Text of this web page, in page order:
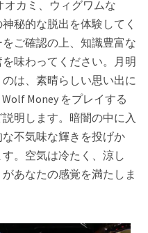
オカミ、ウィグワムな
秘的な脱出を体験してく
ご確認の上、知識豊富な
味わってください。月明
は、素晴らしい思い出に
Money をプレイする
明します。暗闇の中に入
不気味な輝きを投げか
。空気は冷たく、涼し
あなたの感覚を満たしま